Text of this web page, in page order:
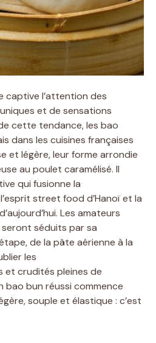
captive l’attention des
et de sensations
cette tendance, les bao
dans les cuisines françaises
et légère, leur forme arrondie
au poulet caramélisé. Il
qui fusionne la
street food d’Hanoï et la
Les amateurs
séduits par sa
de la pâte aérienne à la
les
et crudités pleines de
bao bun réussi commence
souple et élastique : c’est